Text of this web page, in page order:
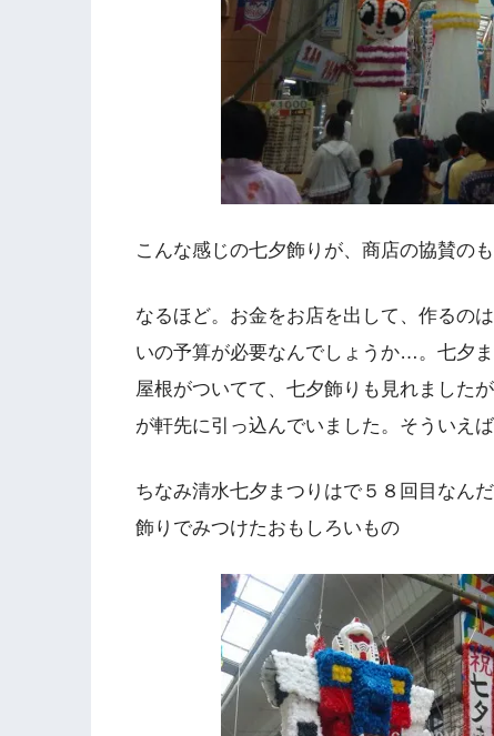
こんな感じの七夕飾りが、商店の協賛の
なるほど。お金をお店を出して、作るの
いの予算が必要なんでしょうか…。七夕
屋根がついてて、七夕飾りも見れました
が軒先に引っ込んでいました。そういえ
ちなみ清水七夕まつりはで５８回目なん
飾りでみつけたおもしろいもの